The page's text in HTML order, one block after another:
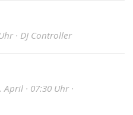
· DJ Controller
· 07:30 Uhr ·